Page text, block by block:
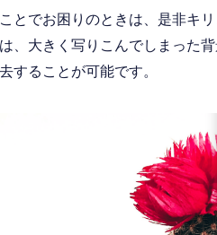
とでお困りのときは、是非キリ
、大きく写りこんでしまった背
することが可能です。